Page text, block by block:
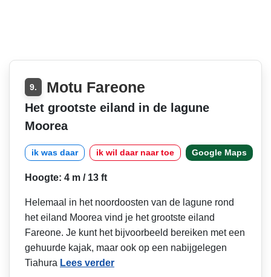
9. Motu Fareone
Het grootste eiland in de lagune
Moorea
ik was daar ik wil daar naar toe Google Maps
Hoogte: 4 m / 13 ft
Helemaal in het noordoosten van de lagune rond
het eiland Moorea vind je het grootste eiland
Fareone. Je kunt het bijvoorbeeld bereiken met een
gehuurde kajak, maar ook op een nabijgelegen
Tiahura Lees verder